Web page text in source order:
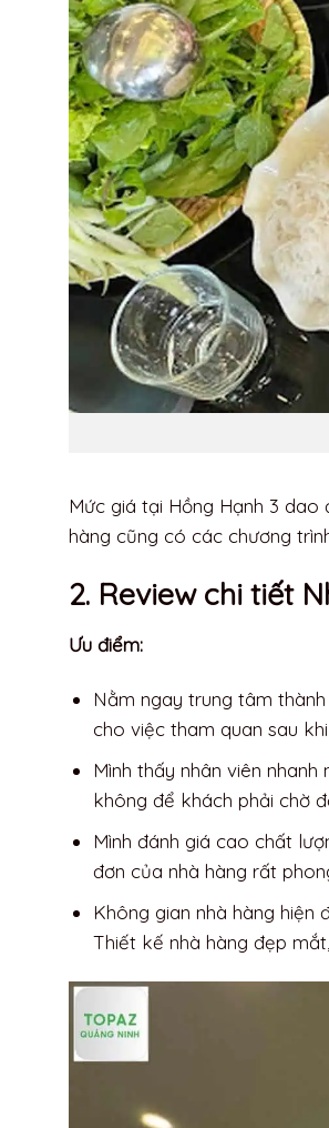
Mức giá tại Hồng Hạnh 3
hàng cũng có các chương
2. Review chi tiết
Ưu điểm:
Nằm ngay trung tâm
cho việc tham quan sau
Mình thấy nhân viên
không để khách phải chờ
Mình đánh giá cao chất
đơn của nhà hàng rất
Không gian nhà hàng hiện
Thiết kế nhà hàng đẹp